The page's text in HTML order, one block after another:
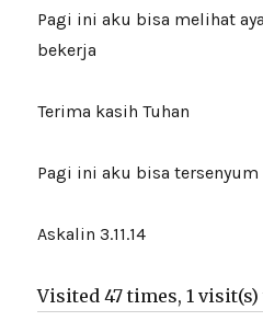
Pagi ini aku bisa melihat
bekerja
Terima kasih Tuhan
Pagi ini aku bisa tersenyum
Askalin 3.11.14
Visited 47 times, 1 visit(s)